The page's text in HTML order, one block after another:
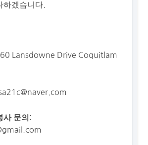
하겠습니다.
Lansdowne Drive Coquitlam
사 문의: